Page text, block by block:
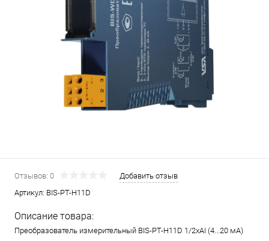
Отзывов: 0
Добавить отзыв
Артикул: BIS-PT-H11D
Описание товара:
Преобразователь измерительный BIS-PT-H11D 1/2хAI (4...20 мА)